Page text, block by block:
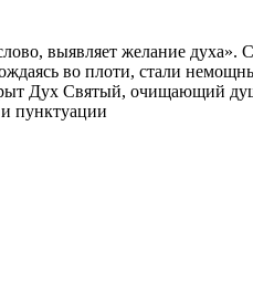
выявляет желание
во плоти, стали
Дух Святый, очищающий
пунктуации